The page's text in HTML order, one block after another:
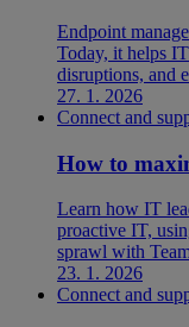
Endpoint
Today, it helps
disruptions, and
27. 1. 2026
Connect and
How to
Learn how IT
proactive IT,
sprawl with
23. 1. 2026
Connect and